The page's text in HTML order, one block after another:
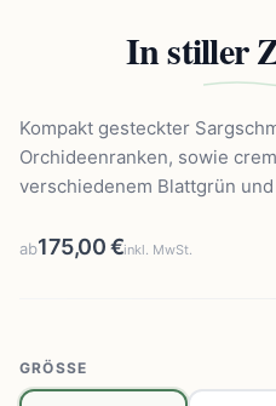
In stiller
Kompakt gesteckter
Orchideenranken, sowie
verschiedenem Blattgrün
ab175,00 €inkl. MwSt.
GRÖSSE